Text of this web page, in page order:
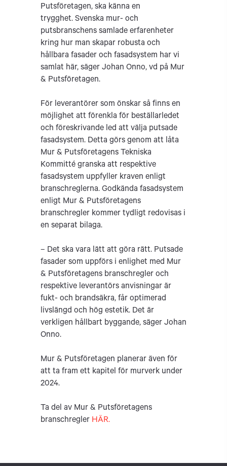
Putsföretagen, ska känna en
trygghet. Svenska mur- och
putsbranschens samlade erfarenheter
kring hur man skapar robusta och
hållbara fasader och fasadsystem har vi
samlat här, säger Johan Onno, vd på Mur
& Putsföretagen.
För leverantörer som önskar så finns en
möjlighet att förenkla för beställarledet
och föreskrivande led att välja putsade
fasadsystem. Detta görs genom att låta
Mur & Putsföretagens Tekniska
Kommitté granska att respektive
fasadsystem uppfyller kraven enligt
branschreglerna. Godkända fasadsystem
enligt Mur & Putsföretagens
branschregler kommer tydligt redovisas i
en separat bilaga.
– Det ska vara lätt att göra rätt. Putsade
fasader som uppförs i enlighet med Mur
& Putsföretagens branschregler och
respektive leverantörs anvisningar är
fukt- och brandsäkra, får optimerad
livslängd och hög estetik. Det är
verkligen hållbart byggande, säger Johan
Onno.
Mur & Putsföretagen planerar även för
att ta fram ett kapitel för murverk under
2024.
Ta del av Mur & Putsföretagens
branschregler HÄR.